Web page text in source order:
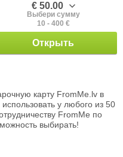
€ 50.00
Выбери сумму
10 - 400 €
Открыть
карту FromMe.lv в
у любого из 50
FromMe по
выбирать!